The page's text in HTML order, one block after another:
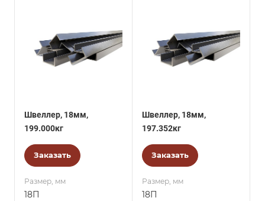
Швеллер, 18мм,
199.000кг
Заказать
Размер, мм
18П
Швеллер, 18мм,
197.352кг
Заказать
Размер, мм
18П